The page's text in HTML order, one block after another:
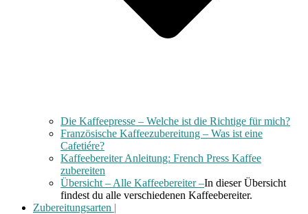
Die Kaffeepresse – Welche ist die Richtige für mich?
Französische Kaffeezubereitung – Was ist eine
Cafetiére?
Kaffeebereiter Anleitung: French Press Kaffee
zubereiten
Übersicht – Alle Kaffeebereiter –In dieser Übersicht
findest du alle verschiedenen Kaffeebereiter.
Zubereitungsarten |